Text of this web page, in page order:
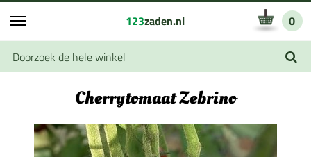
123zaden.nl 0
Cherrytomaat Zebrino